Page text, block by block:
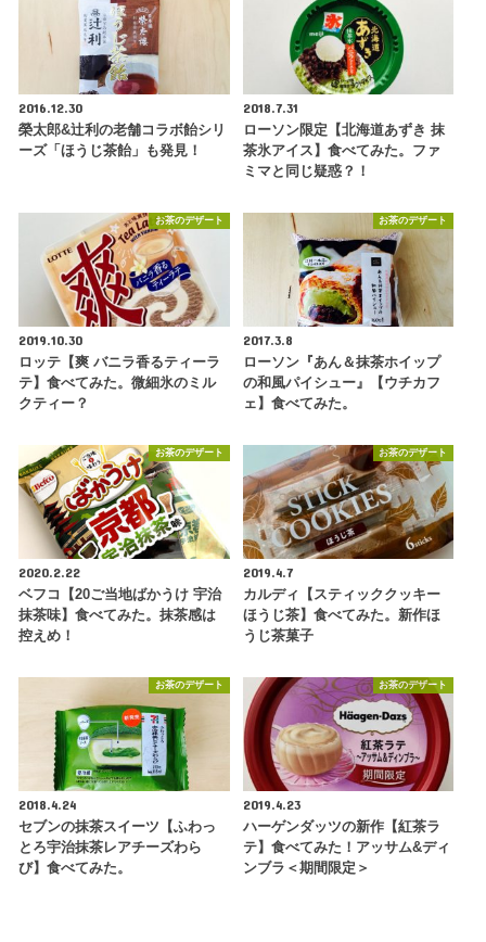
2016.12.30
榮太郎&辻利の老舗コラボ飴シリ
ーズ「ほうじ茶飴」も発見！
2018.7.31
ローソン限定【北海道あずき 抹
茶氷アイス】食べてみた。ファ
ミマと同じ疑惑？！
お茶のデザート
2019.10.30
ロッテ【爽 バニラ香るティーラ
テ】食べてみた。微細氷のミル
クティー？
お茶のデザート
2017.3.8
ローソン『あん＆抹茶ホイップ
の和風パイシュー』【ウチカフ
ェ】食べてみた。
お茶のデザート
2020.2.22
ベフコ【20ご当地ばかうけ 宇治
抹茶味】食べてみた。抹茶感は
控えめ！
お茶のデザート
2019.4.7
カルディ【スティッククッキー
ほうじ茶】食べてみた。新作ほ
うじ茶菓子
お茶のデザート
2018.4.24
セブンの抹茶スイーツ【ふわっ
とろ宇治抹茶レアチーズわら
び】食べてみた。
お茶のデザート
2019.4.23
ハーゲンダッツの新作【紅茶ラ
テ】食べてみた！アッサム&ディ
ンブラ＜期間限定＞